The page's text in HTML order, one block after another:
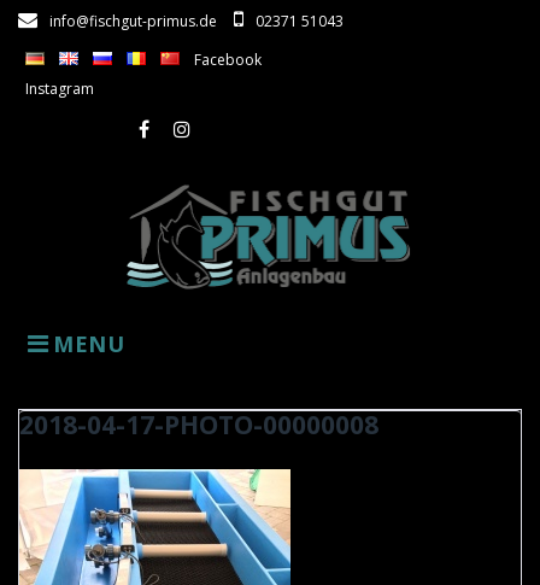
Skip
content
info@fischgut-primus.de
02371 51043
Facebook
Instagram
MENU
2018-04-17-PHOTO-00000008